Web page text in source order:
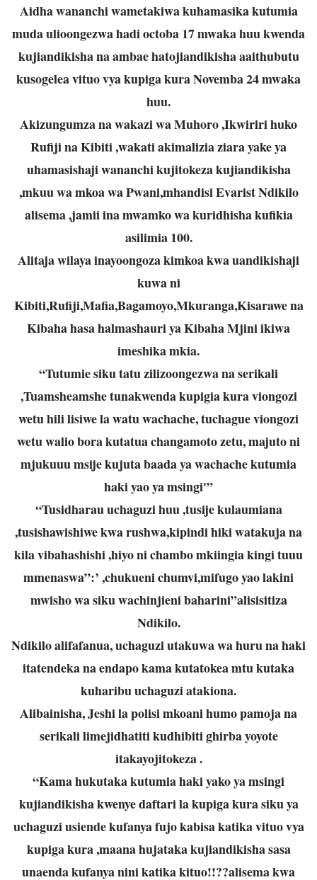
Aidha wananchi wametakiwa kuhamasika kutumia
muda ulioongezwa hadi octoba 17 mwaka huu kwenda
kujiandikisha na ambae hatojiandikisha aaithubutu
kusogelea vituo vya kupiga kura Novemba 24 mwaka
huu.
Akizungumza na wakazi wa Muhoro ,Ikwiriri huko
Rufiji na Kibiti ,wakati akimalizia ziara yake ya
uhamasishaji wananchi kujitokeza kujiandikisha
,mkuu wa mkoa wa Pwani,mhandisi Evarist Ndikilo
alisema ,jamii ina mwamko wa kuridhisha kufikia
asilimia 100.
Alitaja wilaya inayoongoza kimkoa kwa uandikishaji
kuwa ni
Kibiti,Rufiji,Mafia,Bagamoyo,Mkuranga,Kisarawe na
Kibaha hasa halmashauri ya Kibaha Mjini ikiwa
imeshika mkia.
“Tutumie siku tatu zilizoongezwa na serikali
,Tuamsheamshe tunakwenda kupigia kura viongozi
wetu hili lisiwe la watu wachache, tuchague viongozi
wetu walio bora kutatua changamoto zetu, majuto ni
mjukuuu msije kujuta baada ya wachache kutumia
haki yao ya msingi'”
“Tusidharau uchaguzi huu ,tusije kulaumiana
,tusishawishiwe kwa rushwa,kipindi hiki watakuja na
kila vibahashishi ,hiyo ni chambo mkiingia kingi tuuu
mmenaswa”:’ ,chukueni chumvi,mifugo yao lakini
mwisho wa siku wachinjieni baharini”alisisitiza
Ndikilo.
Ndikilo alifafanua, uchaguzi utakuwa wa huru na haki
itatendeka na endapo kama kutatokea mtu kutaka
kuharibu uchaguzi atakiona.
Alibainisha, Jeshi la polisi mkoani humo pamoja na
serikali limejidhatiti kudhibiti ghirba yoyote
itakayojitokeza .
“Kama hukutaka kutumia haki yako ya msingi
kujiandikisha kwenye daftari la kupiga kura siku ya
uchaguzi usiende kufanya fujo kabisa katika vituo vya
kupiga kura ,maana hujataka kujiandikisha sasa
unaenda kufanya nini katika kituo!!??alisema kwa